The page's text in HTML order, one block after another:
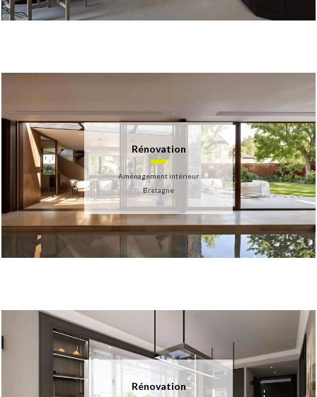
Rénovation
Aménagement intérieur
Bretagne
Rénovation